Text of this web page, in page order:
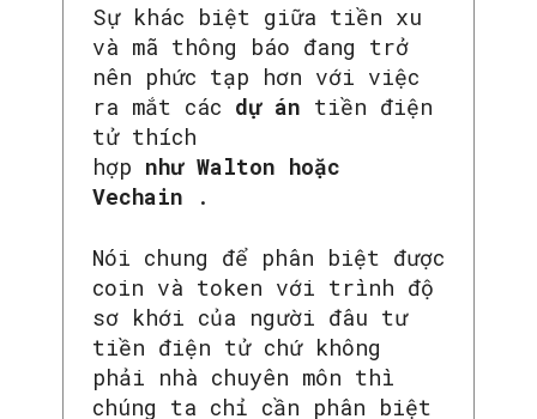
Sự khác biệt giữa tiền xu
và mã thông báo đang trở
nên phức tạp hơn với việc
ra mắt các dự án tiền điện
tử thích
hợp như Walton hoặc
Vechain .
Nói chung để phân biệt được
coin và token với trình độ
sơ khới của người đâu tư
tiền điện tử chứ không
phải nhà chuyên môn thì
chúng ta chỉ cần phân biệt